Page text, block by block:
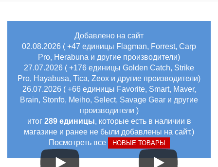
Добавлено на сайт
02.08.2026 ( +47 единицы Flagman, Forrest, Carp
Pro, Herabuna и другие производители)
27.07.2026 ( +176 единицы Golden Catch, Strike
Pro, Hayabusa, Tica, Zeox и другие производители)
26.07.2026 ( +66 единицы Favorite, Smart, Maver,
Brain, Stonfo, Meiho, Select, Savage Gear и другие
производители )
итог 289 единицы, которые есть в наличии в
магазине и ранее не были добавлены на сайт.)
Посмотреть все
НОВЫЕ ТОВАРЫ